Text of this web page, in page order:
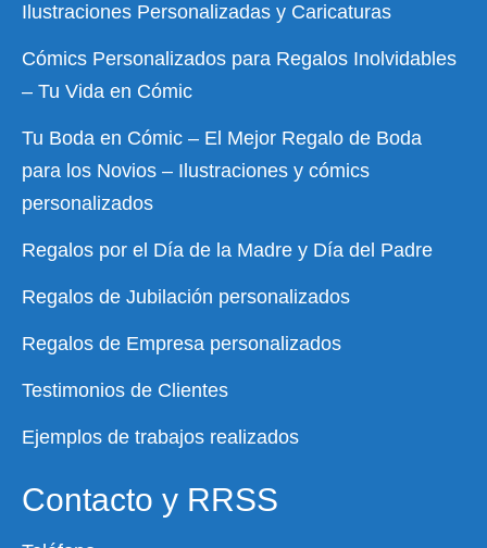
Ilustraciones Personalizadas y Caricaturas
Cómics Personalizados para Regalos Inolvidables
– Tu Vida en Cómic
Tu Boda en Cómic – El Mejor Regalo de Boda
para los Novios – Ilustraciones y cómics
personalizados
Regalos por el Día de la Madre y Día del Padre
Regalos de Jubilación personalizados
Regalos de Empresa personalizados
Testimonios de Clientes
Ejemplos de trabajos realizados
Contacto y RRSS